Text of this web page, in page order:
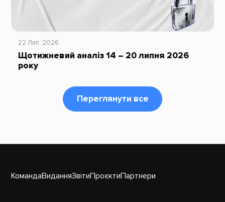
22 Лип, 2026
Щотижневий аналіз 14 – 20 липня 2026
року
Переглянути все
КомандаВиданняЗвітиПроєктиПартнери